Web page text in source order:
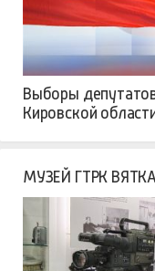
Выборы
Кировской
МУЗЕЙ ГТРК ВЯТКА